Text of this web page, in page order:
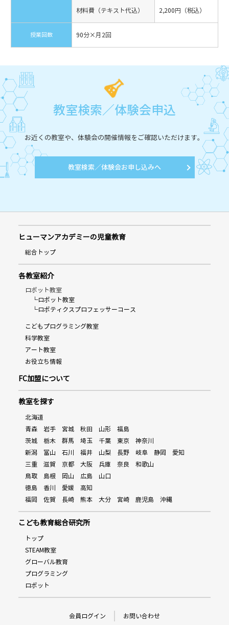
材料費（テキスト代込） 2,200円（税込）
授業回数 90分×月2回
教室検索／体験会申込
お近くの教室や、体験会の開催情報をご確認いただけます。
教室検索／体験会お申し込みへ
ヒューマンアカデミーの児童教育
総合トップ
各教室紹介
ロボット教室
└ロボット教室
└ロボティクスプロフェッサーコース
こどもプログラミング教室
科学教室
アート教室
お役立ち情報
FC加盟について
教室を探す
北海道
青森
岩手 宮城 秋田 山形
福島
茨城
栃木 群馬 埼玉 千葉 東京
神奈川
新潟
富山 石川 福井 山梨 長野 岐阜 静岡
愛知
三重
滋賀 京都 大阪 兵庫 奈良
和歌山
鳥取
島根 岡山 広島
山口
徳島
香川 愛媛
高知
福岡
佐賀 長崎 熊本 大分 宮崎 鹿児島 沖縄
こども教育総合研究所
トップ
STEAM教室
グローバル教育
プログラミング
ロボット
会員ログイン お問い合わせ